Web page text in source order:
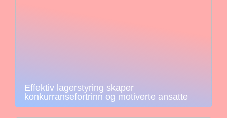
Effektiv lagerstyring skaper
konkurransefortrinn og motiverte ansatte